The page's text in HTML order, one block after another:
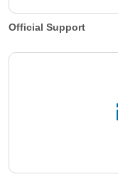
Official Support